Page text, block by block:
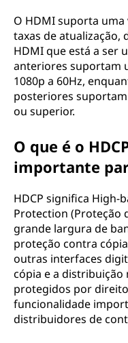
O HDMI suporta
taxas de atualização,
HDMI que está a ser
anteriores suportam
1080p a 60Hz,
posteriores suportam
ou superior.
O que é o
importante
HDCP significa
Protection (Proteção
grande largura de
proteção contra
outras interfaces
cópia e a
protegidos por
funcionalidade
distribuidores de